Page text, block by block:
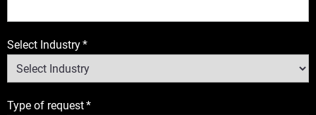
Select Industry*
Type of request*